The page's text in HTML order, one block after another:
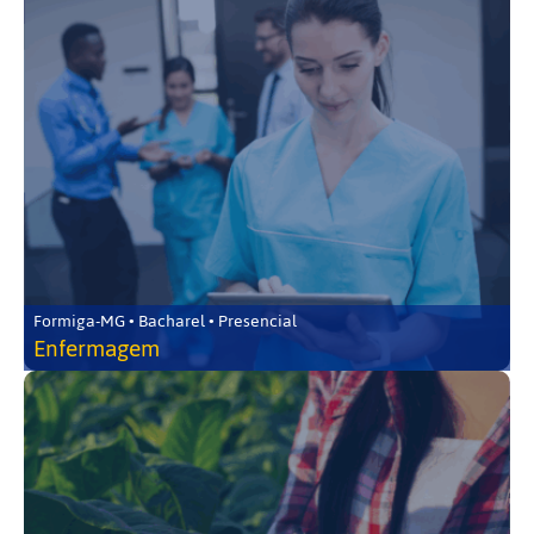
Formiga-MG • Bacharel • Presencial
Enfermagem